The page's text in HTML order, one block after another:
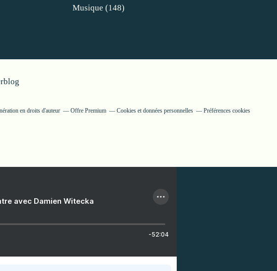
Musique (148)
en droits d'auteur Offre Premium Cookies et données personnelles Préférences cookies
avec Damien Witecka
-52:04